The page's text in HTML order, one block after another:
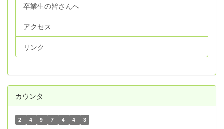
卒業生の皆さんへ
アクセス
リンク
カウンタ
2 4 9 7 4 4 3